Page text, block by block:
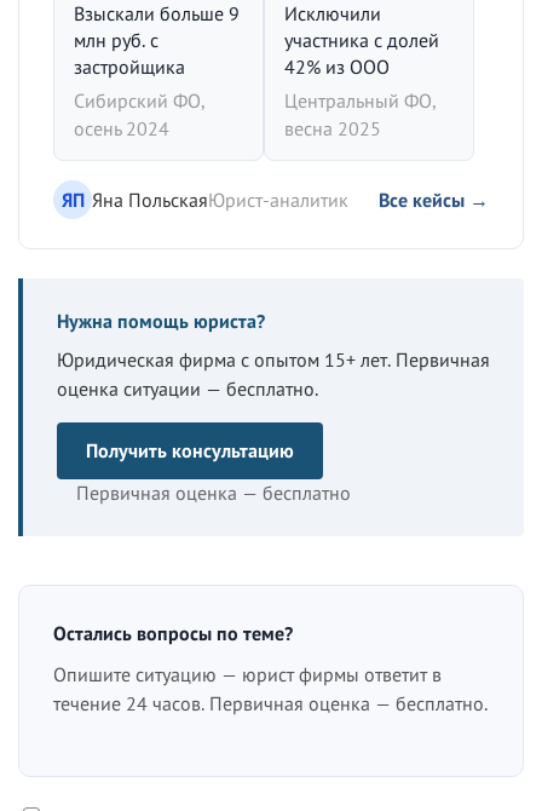
Взыскали больше 9
млн руб. с
застройщика
Сибирский ФО,
осень 2024
Исключили
участника с долей
42% из ООО
Центральный ФО,
весна 2025
ЯП Яна ПольскаяЮрист-аналитик Все кейсы →
Нужна помощь юриста?
Юридическая фирма с опытом 15+ лет. Первичная
оценка ситуации — бесплатно.
Получить консультацию
Первичная оценка — бесплатно
Остались вопросы по теме?
Опишите ситуацию — юрист фирмы ответит в
течение 24 часов. Первичная оценка — бесплатно.